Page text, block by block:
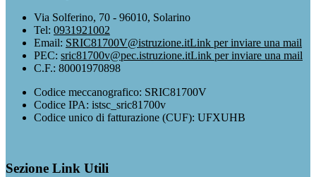
Via Solferino, 70 - 96010, Solarino
Tel: 0931921002
Email: SRIC81700V@istruzione.itLink per inviare una mail
PEC: sric81700v@pec.istruzione.itLink per inviare una mail
C.F.: 80001970898
Codice meccanografico: SRIC81700V
Codice IPA: istsc_sric81700v
Codice unico di fatturazione (CUF): UFXUHB
Sezione Link Utili